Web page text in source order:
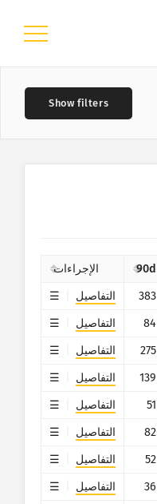
90d
الإجراءات
383
التفاصيل
84
التفاصيل
275
التفاصيل
139
التفاصيل
51
التفاصيل
82
التفاصيل
52
التفاصيل
36
التفاصيل